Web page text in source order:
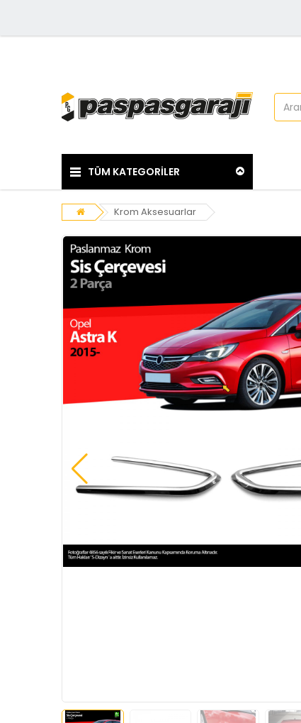
TÜM KATEGORİLER
Krom Aksesuarlar